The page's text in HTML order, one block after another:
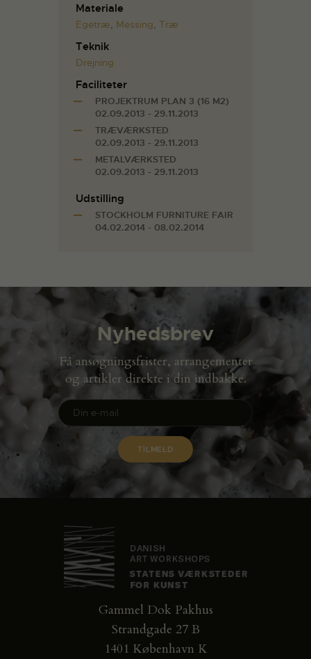
Materiale
Egetræ, Messing, Træ
Teknik
Drejning
Faciliteter
PROJEKTRUM PLAN 3 (16 M2)
02.09.2013 - 29.11.2013
TRÆVÆRKSTED
02.09.2013 - 29.11.2013
METALVÆRKSTED
02.09.2013 - 29.11.2013
Udstilling
STOCKHOLM FURNITURE FAIR
04.02.2014 - 08.02.2014
Nyhedsbrev
Få ansøgningsfrister, arrangementer
og artikler direkte i din indbakke.
Gammel Dok Pakhus
Strandgade 27 B
1401 København K